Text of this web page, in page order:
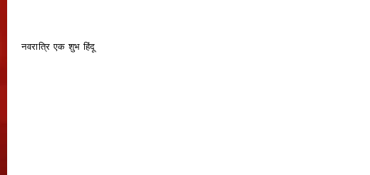
नवरात्रि एक शुभ हिंदू